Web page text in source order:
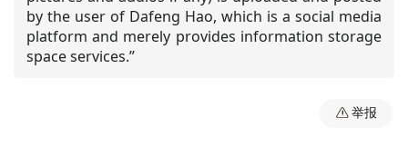
by the user of Dafeng Hao, which is a social media
platform and merely provides information storage
space services.”
举报